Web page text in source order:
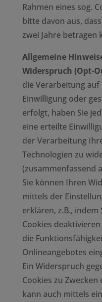
Rahmen eines sog.
bitte davon aus,
zwei Jahre betragen
Allgemeine
Widerspruch (Opt-
die Verarbeitung
Einwilligung oder
erfolgt, haben Sie
eine erteilte
der Verarbeitung
Technologien zu
(zusammenfassend
Sie können Ihren
mittels der
erklären, z.B., indem
Cookies
die
Onlineangebotes
Ein Widerspruch
Cookies zu
kann auch mittels